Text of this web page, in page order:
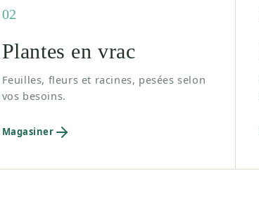
02
Plantes en vrac
Feuilles, fleurs et racines, pesées selon
vos besoins.
Magasiner